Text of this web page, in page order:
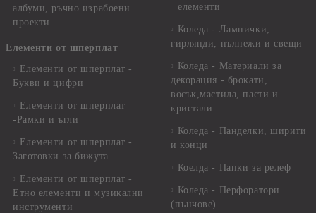
албуми, ръчно израбоени
проекти
Елементи от шперплат
Елементи от шперплат -
Букви и цифри
Елементи от шперплат
-Рамки и ъгли
Елементи от шперплат -
Заготовки за бижута
Елементи от шперплат -
Етно елементи и музикални
инструменти
елементи
Коледа - Лампички,
гирлянди, пълнежи и свещи
Коледа - Материали за
декорация - брокати,
восък,мастила, пасти и
кристали
Коледа - Панделки, ширити
и конци
Коелда - Папки за релеф
Коледа - Перфоратори
(пънчове)